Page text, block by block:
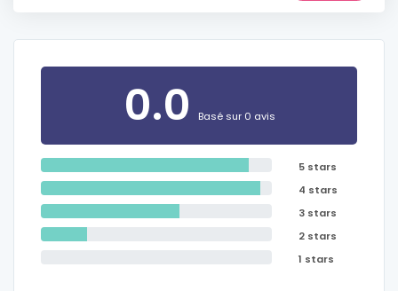
0.0 Basé sur 0 avis
5 stars
4 stars
3 stars
2 stars
1 stars